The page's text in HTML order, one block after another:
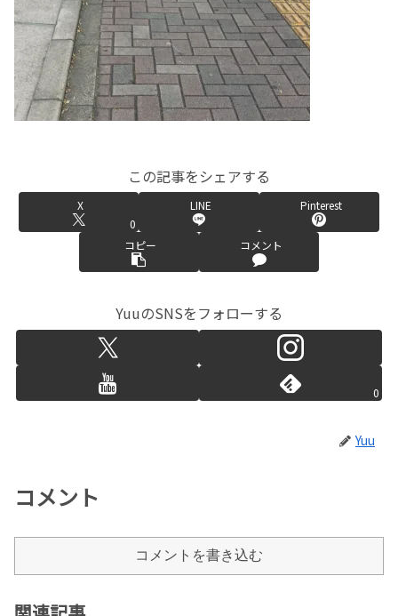
この記事をシェアする
X
0
LINE Pinterest
コピー コメント
YuuのSNSをフォローする
0
Yuu
コメント
コメントを書き込む